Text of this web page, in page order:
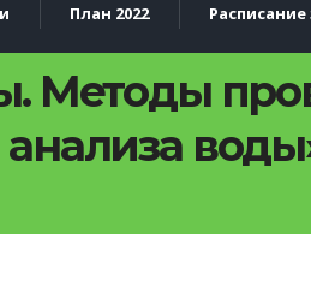
План 2022
Методы